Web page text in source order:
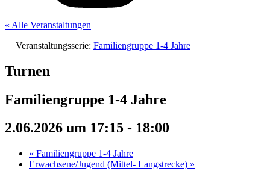
« Alle Veranstaltungen
Veranstaltungsserie: Familiengruppe 1-4 Jahre
Turnen
Familiengruppe 1-4 Jahre
2.06.2026 um 17:15 - 18:00
« Familiengruppe 1-4 Jahre
Erwachsene/Jugend (Mittel- Langstrecke) »